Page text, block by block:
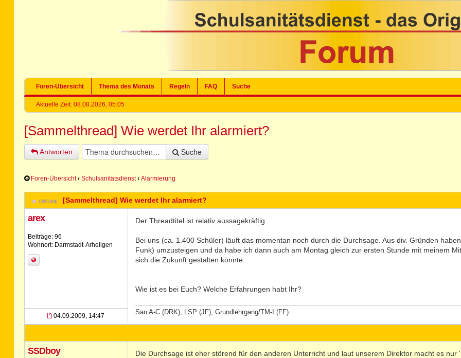
Foren-Übersicht Thema des Monats Regeln FAQ Suche
Aktuelle Zeit: 08.08.2026, 05:05
[Sammelthread] Wie werdet Ihr alarmiert?
Antworten Suche
Foren-Übersicht ‹ Schulsanitätsdienst ‹ Alarmierung
[Sammelthread] Wie werdet Ihr alarmiert?
arex
Beiträge: 96
Wohnort: Darmstadt-Arheilgen
04.09.2009, 14:47
Der Threadtitel ist relativ aussagekräftig.
Bei uns (ca. 1.400 Schüler) läuft das momentan noch durch die Durchsage. Aus div. Gründen
Funk) umzusteigen und da habe ich dann auch am Montag gleich zur ersten Stunde mit meinem
sich die Zukunft gestalten könnte.
Wie ist es bei Euch? Welche Erfahrungen habt Ihr?
San A-C (DRK), LSP (JF), Grundlehrgang/TM-I (FF)
SSDboy
Die Durchsage ist eher störend für den anderen Unterricht und laut unserem Direktor macht es